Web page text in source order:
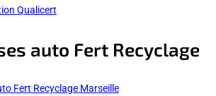
Qualicert
auto Fert Recyclage
Fert Recyclage Marseille